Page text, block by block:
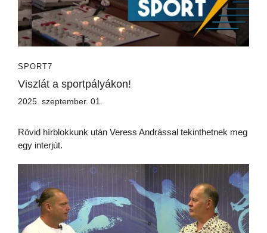
SPORT7
Viszlát a sportpályákon!
2025. szeptember. 01.
Rövid hírblokkunk után Veress Andrással tekinthetnek meg
egy interjút.